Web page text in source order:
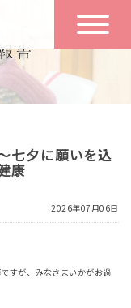
一日の流れ
空き状況
夕に願いを込
康
2026年07月06日
すが、みなさまいかがお過